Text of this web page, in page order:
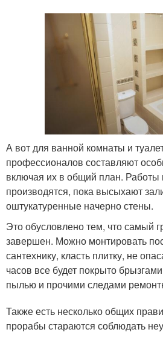
А вот для ванной комнаты и
профессионалов составляют
включая их в общий план. Работы
производятся, пока высыхают
оштукатуренные начерно стены.
Это обусловлено тем, что самый
завершен. Можно монтировать
сантехнику, класть плитку, не
часов все будет покрыто
пылью и прочими следами
Также есть несколько общих
прорабы стараются соблюдать